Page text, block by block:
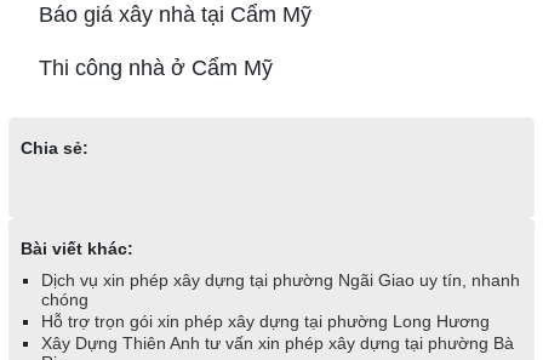
Báo giá xây nhà tại Cẩm Mỹ
Thi công nhà ở Cẩm Mỹ
Chia sẻ:
Bài viết khác:
Dịch vụ xin phép xây dựng tại phường Ngãi Giao uy tín, nhanh
chóng
Hỗ trợ trọn gói xin phép xây dựng tại phường Long Hương
Xây Dựng Thiên Anh tư vấn xin phép xây dựng tại phường Bà